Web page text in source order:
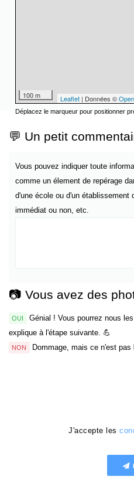
100 m Leaflet | Données ©
Déplacez le marqueur pour positionner
💬 Un petit
Vous pouvez indiquer toute
comme un élement de repérage
d'une école ou d'un établissement
immédiat ou non, etc.
📷 Vous avez des
OUI
Génial ! Vous pourrez nous
explique à l'étape suivante. 💪
NON Dommage, mais ce n'est pas
J'accepte les